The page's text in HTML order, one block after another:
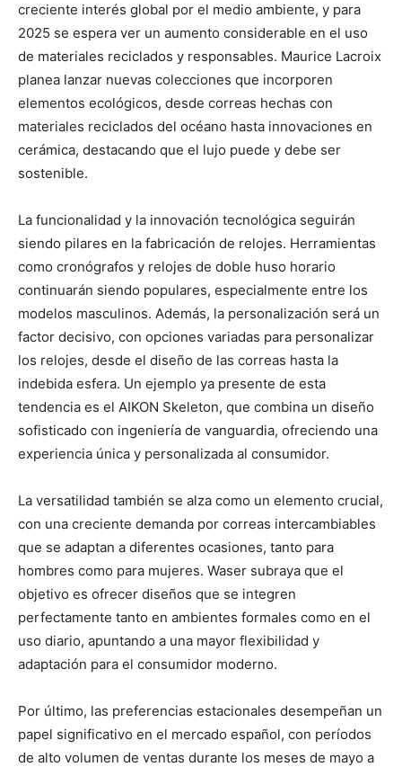
creciente interés global por el medio ambiente, y para
2025 se espera ver un aumento considerable en el uso
de materiales reciclados y responsables. Maurice Lacroix
planea lanzar nuevas colecciones que incorporen
elementos ecológicos, desde correas hechas con
materiales reciclados del océano hasta innovaciones en
cerámica, destacando que el lujo puede y debe ser
sostenible.
La funcionalidad y la innovación tecnológica seguirán
siendo pilares en la fabricación de relojes. Herramientas
como cronógrafos y relojes de doble huso horario
continuarán siendo populares, especialmente entre los
modelos masculinos. Además, la personalización será un
factor decisivo, con opciones variadas para personalizar
los relojes, desde el diseño de las correas hasta la
indebida esfera. Un ejemplo ya presente de esta
tendencia es el AIKON Skeleton, que combina un diseño
sofisticado con ingeniería de vanguardia, ofreciendo una
experiencia única y personalizada al consumidor.
La versatilidad también se alza como un elemento crucial,
con una creciente demanda por correas intercambiables
que se adaptan a diferentes ocasiones, tanto para
hombres como para mujeres. Waser subraya que el
objetivo es ofrecer diseños que se integren
perfectamente tanto en ambientes formales como en el
uso diario, apuntando a una mayor flexibilidad y
adaptación para el consumidor moderno.
Por último, las preferencias estacionales desempeñan un
papel significativo en el mercado español, con períodos
de alto volumen de ventas durante los meses de mayo a